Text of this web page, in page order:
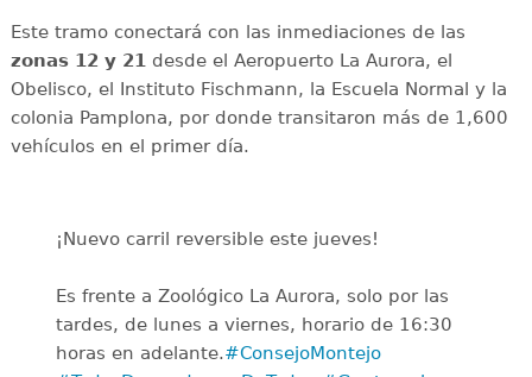
Este tramo conectará con las inmediaciones de las
zonas 12 y 21desde el Aeropuerto La Aurora, el
Obelisco, el Instituto Fischmann, la Escuela Normal y la
colonia Pamplona, por donde transitaron más de 1,600
vehículos en el primer día.
¡Nuevo carril reversible este jueves!
Es frente a Zoológico La Aurora, solo por las
tardes, de lunes a viernes, horario de 16:30
horas en adelante.#ConsejoMontejo